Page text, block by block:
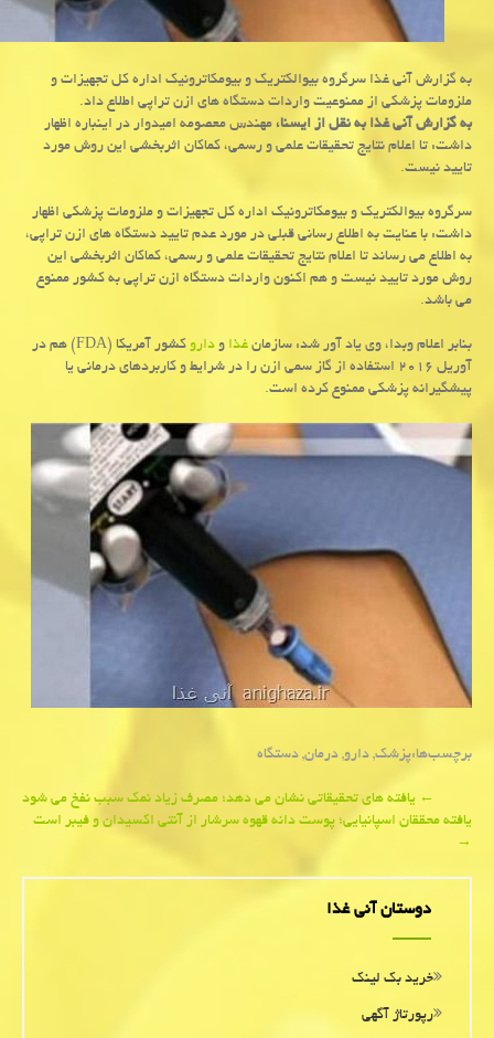
به گزارش آنی غذا سرگروه بیوالكتریك و بیومكاترونیك اداره كل تجهیزات و
ملزومات پزشكی از ممنوعیت واردات دستگاه های ازن تراپی اطلاع داد.
به گزارش آنی غذا به نقل از ایسنا،مهندس معصومه امیدوار در اینباره اظهار
داشت: تا اعلام نتایج تحقیقات علمی و رسمی، كماكان اثربخشی این روش مورد
تایید نیست.
سرگروه بیوالكتریك و بیومكاترونیك اداره كل تجهیزات و ملزومات پزشكی اظهار
داشت: با عنایت به اطلاع رسانی قبلی در مورد عدم تایید دستگاه های ازن تراپی،
به اطلاع می رساند تا اعلام نتایج تحقیقات علمی و رسمی، كماكان اثربخشی این
روش مورد تایید نیست و هم اكنون واردات دستگاه ازن تراپی به كشور ممنوع
می باشد.
بنابر اعلام وبدا، وی یاد آور شد: سازمانغذاودارو
كشور آمریكا (FDA) هم در
آوریل ۲۰۱۶ استفاده از گاز سمی ازن را در شرایط و كاربردهای درمانی یا
پیشگیرانه پزشكی ممنوع كرده است.
برچسب‌ها:پزشك,دارو,درمان,دستگاه
navigation
←یافته های تحقیقاتی نشان می دهد؛ مصرف زیاد نمك سبب نفخ می شود
یافته محققان اسپانیایی؛ پوست دانه قهوه سرشار از آنتی اكسیدان و فیبر است
→
دوستان آنی غذا
خرید بک لینک
رپورتاژ آگهی